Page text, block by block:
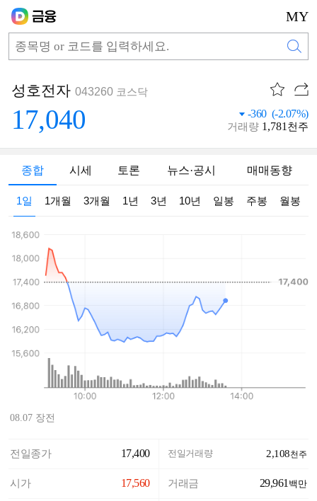
MY
성호전자 043260 코스닥
17,040 -360 (-2.07%)
거래량 1,781 천주
종합 시세 토론 뉴스·공시 매매동향
1일 1개월 3개월 1년 3년 10년 일봉 주봉 월봉
08.07 장전
전일종가 17,400
시가 17,560
전일거래량 2,108천주
거래금 29,961 백만